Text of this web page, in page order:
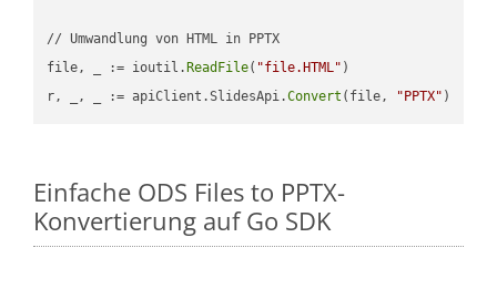
// Umwandlung von HTML in PPTX
file, _ := ioutil. ReadFile( "file.HTML" )
r, _, _ := apiClient.SlidesApi.Convert (file, "PPTX"
Einfache ODS Files to PPTX-
Konvertierung auf Go SDK